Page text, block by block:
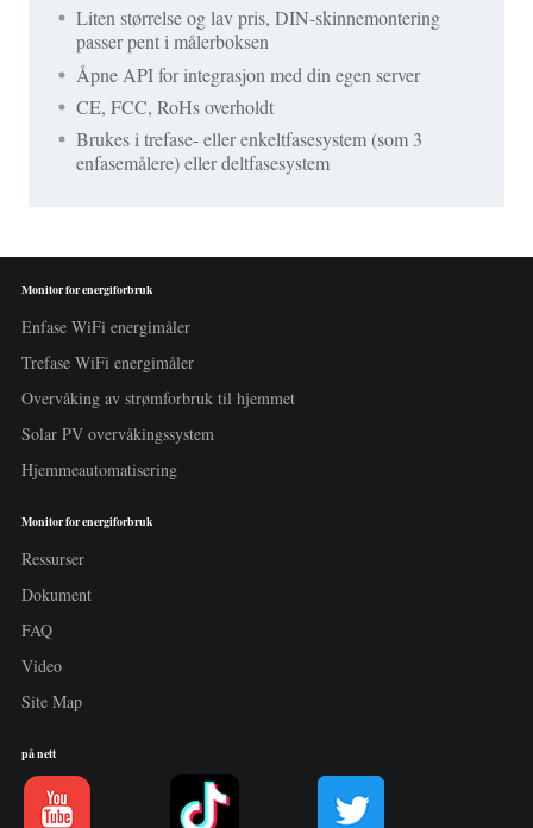
Liten størrelse og lav pris, DIN-skinnemontering
passer pent i målerboksen
Åpne API for integrasjon med din egen server
CE, FCC, RoHs overholdt
Brukes i trefase- eller enkeltfasesystem (som 3
enfasemålere) eller deltfasesystem
Monitor for energiforbruk
Enfase WiFi energimåler
Trefase WiFi energimåler
Overvåking av strømforbruk til hjemmet
Solar PV overvåkingssystem
Hjemmeautomatisering
Monitor for energiforbruk
Ressurser
Dokument
FAQ
Video
Site Map
på nett